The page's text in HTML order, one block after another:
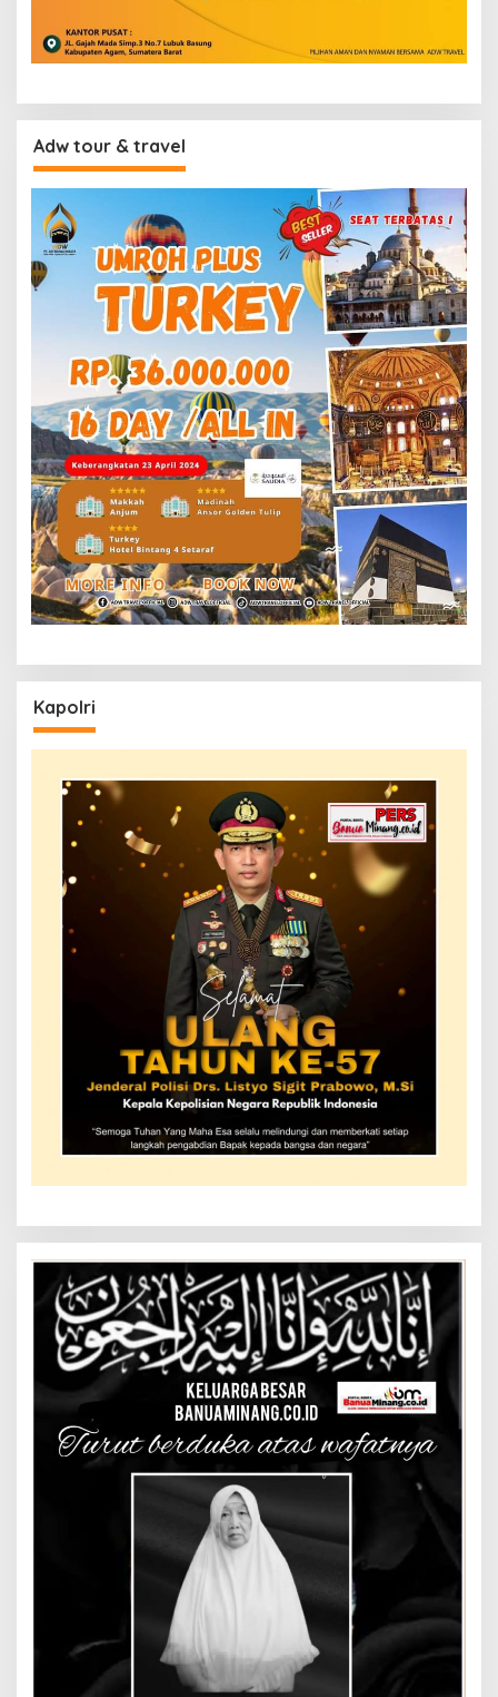
Adw tour & travel
Kapolri